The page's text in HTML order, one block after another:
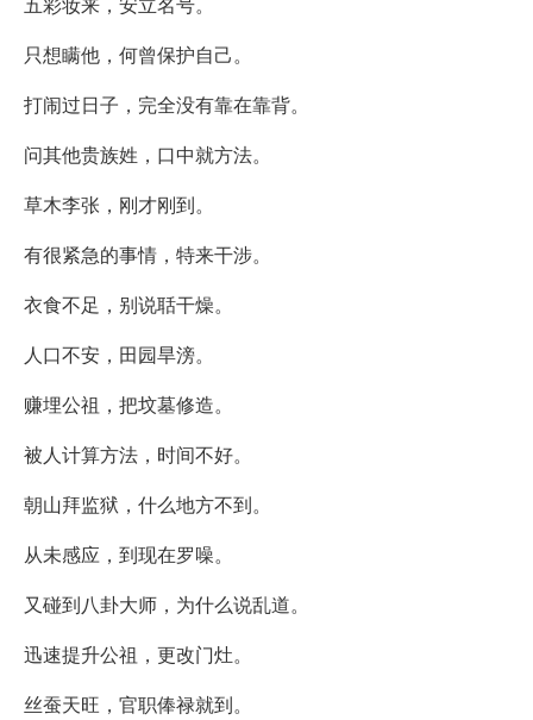
只想瞒他，何曾保护自己。
打闹过日子，完全没有靠在靠背。
问其他贵族姓，口中就方法。
草木李张，刚才刚到。
有很紧急的事情，特来干涉。
衣食不足，别说聒干燥。
人口不安，田园旱滂。
赚埋公祖，把坟墓修造。
被人计算方法，时间不好。
朝山拜监狱，什么地方不到。
从未感应，到现在罗噪。
又碰到八卦大师，为什么说乱道。
迅速提升公祖，更改门灶。
丝蚕天旺，官职俸禄就到。